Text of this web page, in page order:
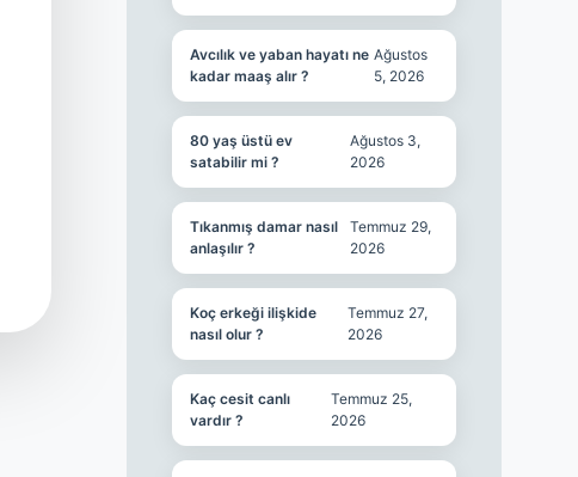
Avcılık ve yaban hayatı ne
kadar maaş alır ?
Ağustos
5, 2026
80 yaş üstü ev
satabilir mi ?
Ağustos 3,
2026
Tıkanmış damar nasıl
anlaşılır ?
Temmuz 29,
2026
Koç erkeği ilişkide
nasıl olur ?
Temmuz 27,
2026
Kaç cesit canlı
vardır ?
Temmuz 25,
2026